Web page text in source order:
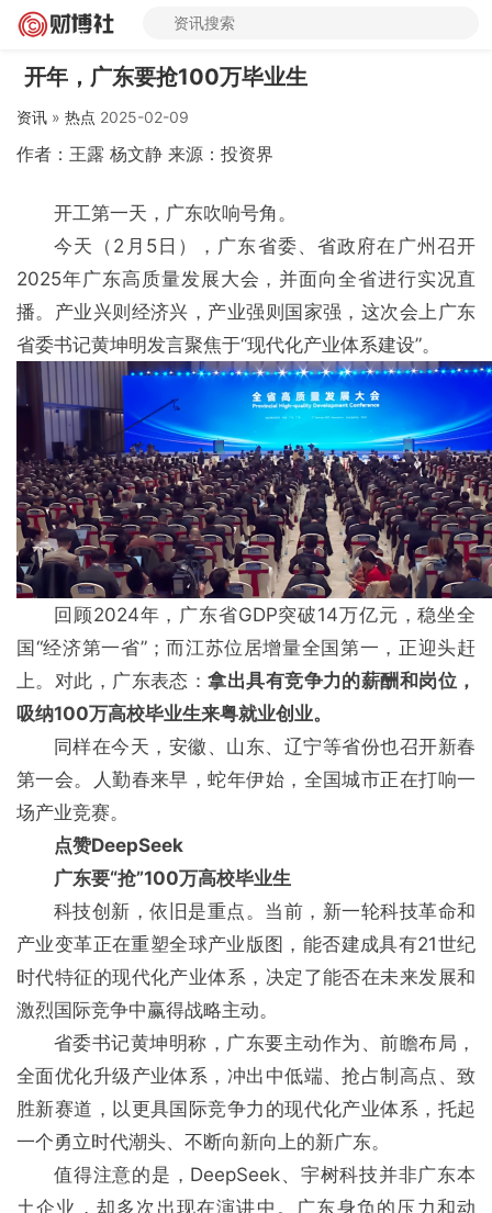
开年，广东要抢100万毕业生
资讯 » 热点 2025-02-09
作者：王露 杨文静 来源：投资界
开工第一天，广东吹响号角。
今天（2月5日），广东省委、省政府在广州召开
2025年广东高质量发展大会，并面向全省进行实况直
播。产业兴则经济兴，产业强则国家强，这次会上广东
省委书记黄坤明发言聚焦于“现代化产业体系建设”。
回顾2024年，广东省GDP突破14万亿元，稳坐全
国“经济第一省”；而江苏位居增量全国第一，正迎头赶
上。对此，广东表态：拿出具有竞争力的薪酬和岗位，
吸纳100万高校毕业生来粤就业创业。
同样在今天，安徽、山东、辽宁等省份也召开新春
第一会。人勤春来早，蛇年伊始，全国城市正在打响一
场产业竞赛。
点赞DeepSeek
广东要“抢”100万高校毕业生
科技创新，依旧是重点。当前，新一轮科技革命和
产业变革正在重塑全球产业版图，能否建成具有21世纪
时代特征的现代化产业体系，决定了能否在未来发展和
激烈国际竞争中赢得战略主动。
省委书记黄坤明称，广东要主动作为、前瞻布局，
全面优化升级产业体系，冲出中低端、抢占制高点、致
胜新赛道，以更具国际竞争力的现代化产业体系，托起
一个勇立时代潮头、不断向新向上的新广东。
值得注意的是，DeepSeek、宇树科技并非广东本
土企业，却多次出现在演讲中。广东身负的压力和动